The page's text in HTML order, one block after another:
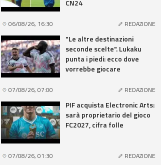
CN24
06/08/26, 16:30 REDAZIONE
"Le altre destinazioni
seconde scelte". Lukaku
punta i piedi: ecco dove
vorrebbe giocare
07/08/26, 07:00 REDAZIONE
PIF acquista Electronic Arts:
sarà proprietario del gioco
FC2027, cifra folle
07/08/26, 01:30 REDAZIONE